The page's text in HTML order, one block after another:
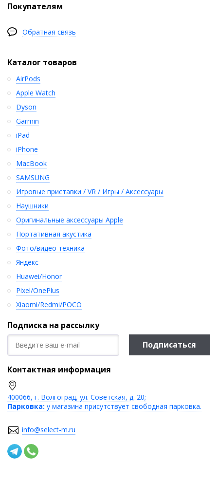
Покупателям
Обратная связь
Каталог товаров
AirPods
Apple Watch
Dyson
Garmin
iPad
iPhone
MacBook
SAMSUNG
Игровые приставки / VR / Игры / Аксессуары
Наушники
Оригинальные аксессуары Apple
Портативная акустика
Фото/видео техника
Яндекс
Huawei/Honor
Pixel/OnePlus
Xiaomi/Redmi/POCO
Подписка на рассылку
Подписаться
Контактная информация
400066, г. Волгоград, ул. Советская, д. 20;
Парковка: у магазина присутствует свободная парковка.
info@select-m.ru